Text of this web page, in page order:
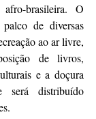
brasileira. O
de diversas
ao ar livre,
de livros,
e a doçura
será distribuído